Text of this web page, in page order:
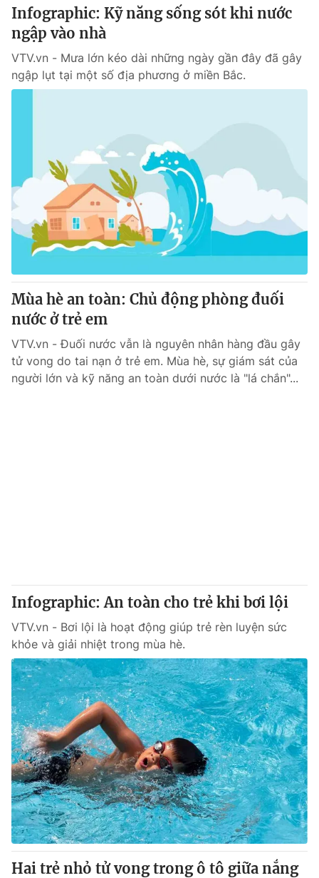
Infographic: Kỹ năng sống sót khi nước
ngập vào nhà
VTV.vn - Mưa lớn kéo dài những ngày gần đây đã gây
ngập lụt tại một số địa phương ở miền Bắc.
Mùa hè an toàn: Chủ động phòng đuối
nước ở trẻ em
VTV.vn - Đuối nước vẫn là nguyên nhân hàng đầu gây
tử vong do tai nạn ở trẻ em. Mùa hè, sự giám sát của
người lớn và kỹ năng an toàn dưới nước là "lá chắn"...
Infographic: An toàn cho trẻ khi bơi lội
VTV.vn - Bơi lội là hoạt động giúp trẻ rèn luyện sức
khỏe và giải nhiệt trong mùa hè.
Hai trẻ nhỏ tử vong trong ô tô giữa nắng